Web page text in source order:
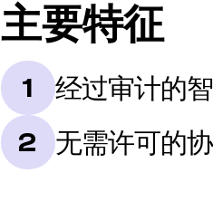
主要特征
1 经过审计的
2 无需许可的